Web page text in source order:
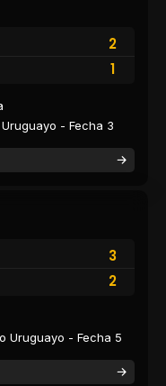
2
1
- Fecha 3
3
2
Uruguayo - Fecha 5